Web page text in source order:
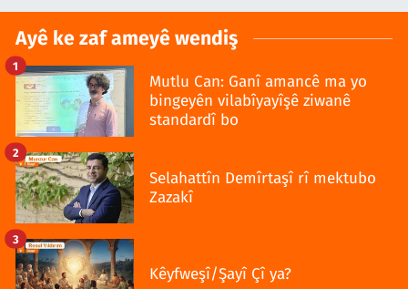
Ayê ke zaf ameyê wendiş
Mutlu Can: Ganî amancê ma yo
bingeyên vilabîyayîşê ziwanê
standardî bo
1
Selahattîn Demîrtaşî rî mektubo
Zazakî
2
Kêyfweşî/Şayî Çî ya?
3